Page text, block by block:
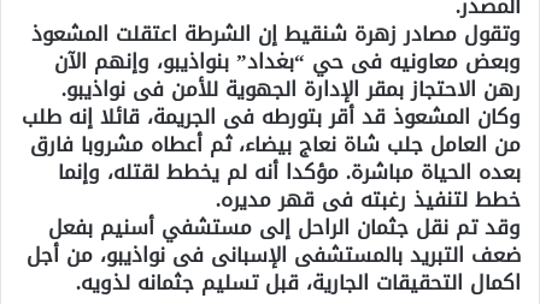
وتقول مصادر زهرة شنقيط إن الشرطة اعتقلت المشعوذ
وبعض معاونيه فى حي “بغداد” بنواذيبو، وإنهم الآن
رهن الاحتجاز بمقر الإدارة الجهوية للأمن فى نواذيبو.
وكان المشعوذ قد أقر بتورطه فى الجريمة، قائلا إنه طلب
من العامل جلب شاة نعاج بيضاء، ثم أعطاه مشروبا فارق
بعده الحياة مباشرة. مؤكدا أنه لم يخطط لقتله، وإنما
خطط لتنفيذ رغبته فى قهر مديره.
وقد تم نقل جثمان الراحل إلى مستشفي أسنيم بفعل
ضعف التبريد بالمستشفى الإسبانى فى نواذيبو، من أجل
اكمال التحقيقات الجارية، قبل تسليم جثمانه لذويه.